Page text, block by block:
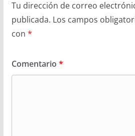
Tu dirección de correo
publicada. Los campos
con *
Comentario *